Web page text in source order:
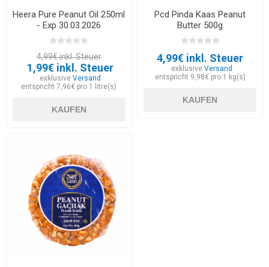
Heera Pure Peanut Oil 250ml
- Exp 30.03.2026
4,99€ inkl. Steuer
1,99€ inkl. Steuer
exklusiveVersand
entspricht 7,96€ pro 1 litre(s)
KAUFEN
Pcd Pinda Kaas Peanut
Butter 500g
4,99€ inkl. Steuer
exklusive Versand
entspricht 9,98€ pro 1 kg(s)
KAUFEN